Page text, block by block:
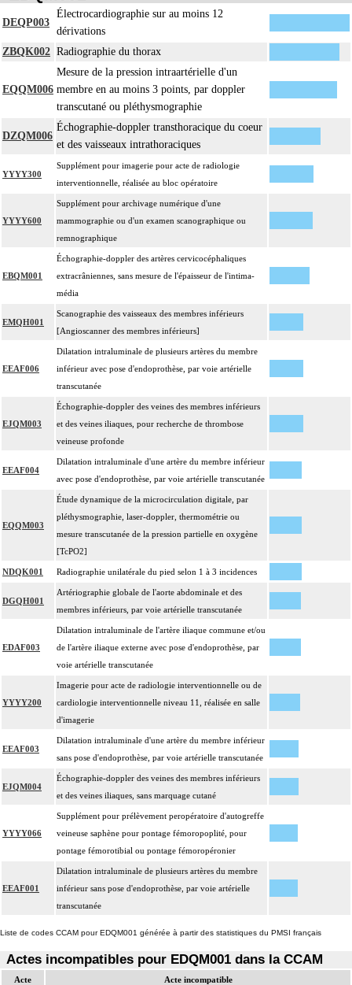
4
Les actes avec dérivation vasculaire [shunt] incluent la pose d'une dérivation
inerte ou pulsée, et son ablation.
Facturation : les suppléments de numérisation ou la radioscopie de longue
durée sous ampli de brillance (chapitre 19) ne peuvent pas être facturés avec les
actes diagnostiques ou thérapeutiques de radiologie vasculaire
DEQP003
Électrocardiographie sur au moins 12
dérivations
ZBQK002 Radiographie du thorax
EQQM006
Mesure de la pression intraartérielle d'un
membre en au moins 3 points, par doppler
transcutané ou pléthysmographie
DZQM006
Échographie-doppler transthoracique du coeur
et des vaisseaux intrathoraciques
YYYY300
Supplément pour imagerie pour acte de radiologie
interventionnelle, réalisée au bloc opératoire
YYYY600
Supplément pour archivage numérique d'une
mammographie ou d'un examen scanographique ou
remnographique
EBQM001
Échographie-doppler des artères cervicocéphaliques
extracrâniennes, sans mesure de l'épaisseur de l'intima-
média
EMQH001
Scanographie des vaisseaux des membres inférieurs
[Angioscanner des membres inférieurs]
EEAF006
Dilatation intraluminale de plusieurs artères du membre
inférieur avec pose d'endoprothèse, par voie artérielle
transcutanée
EJQM003
Échographie-doppler des veines des membres inférieurs
et des veines iliaques, pour recherche de thrombose
veineuse profonde
EEAF004
Dilatation intraluminale d'une artère du membre inférieur
avec pose d'endoprothèse, par voie artérielle transcutanée
EQQM003
Étude dynamique de la microcirculation digitale, par
pléthysmographie, laser-doppler, thermométrie ou
mesure transcutanée de la pression partielle en oxygène
[TcPO2]
NDQK001 Radiographie unilatérale du pied selon 1 à 3 incidences
DGQH001
Artériographie globale de l'aorte abdominale et des
membres inférieurs, par voie artérielle transcutanée
EDAF003
Dilatation intraluminale de l'artère iliaque commune et/ou
de l'artère iliaque externe avec pose d'endoprothèse, par
voie artérielle transcutanée
YYYY200
Imagerie pour acte de radiologie interventionnelle ou de
cardiologie interventionnelle niveau 11, réalisée en salle
d'imagerie
EEAF003
Dilatation intraluminale d'une artère du membre inférieur
sans pose d'endoprothèse, par voie artérielle transcutanée
EJQM004
Échographie-doppler des veines des membres inférieurs
et des veines iliaques, sans marquage cutané
YYYY066
Supplément pour prélèvement peropératoire d'autogreffe
veineuse saphène pour pontage fémoropoplité, pour
pontage fémorotibial ou pontage fémoropéronier
EEAF001
Dilatation intraluminale de plusieurs artères du membre
inférieur sans pose d'endoprothèse, par voie artérielle
transcutanée
Liste de codes CCAM pour EDQM001 générée à partir des statistiques du PMSI français
Actes incompatibles pour EDQM001 dans la CCAM
Acte Acte incompatible